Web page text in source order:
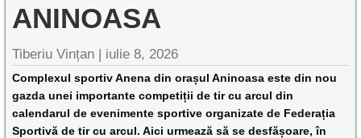
ANINOASA
Tiberiu Vințan | iulie 8, 2026
Complexul sportiv Anena din orașul Aninoasa este din nou
gazda unei importante competiții de tir cu arcul din
calendarul de evenimente sportive organizate de Federația
Sportivă de tir cu arcul. Aici urmează să se desfășoare, în